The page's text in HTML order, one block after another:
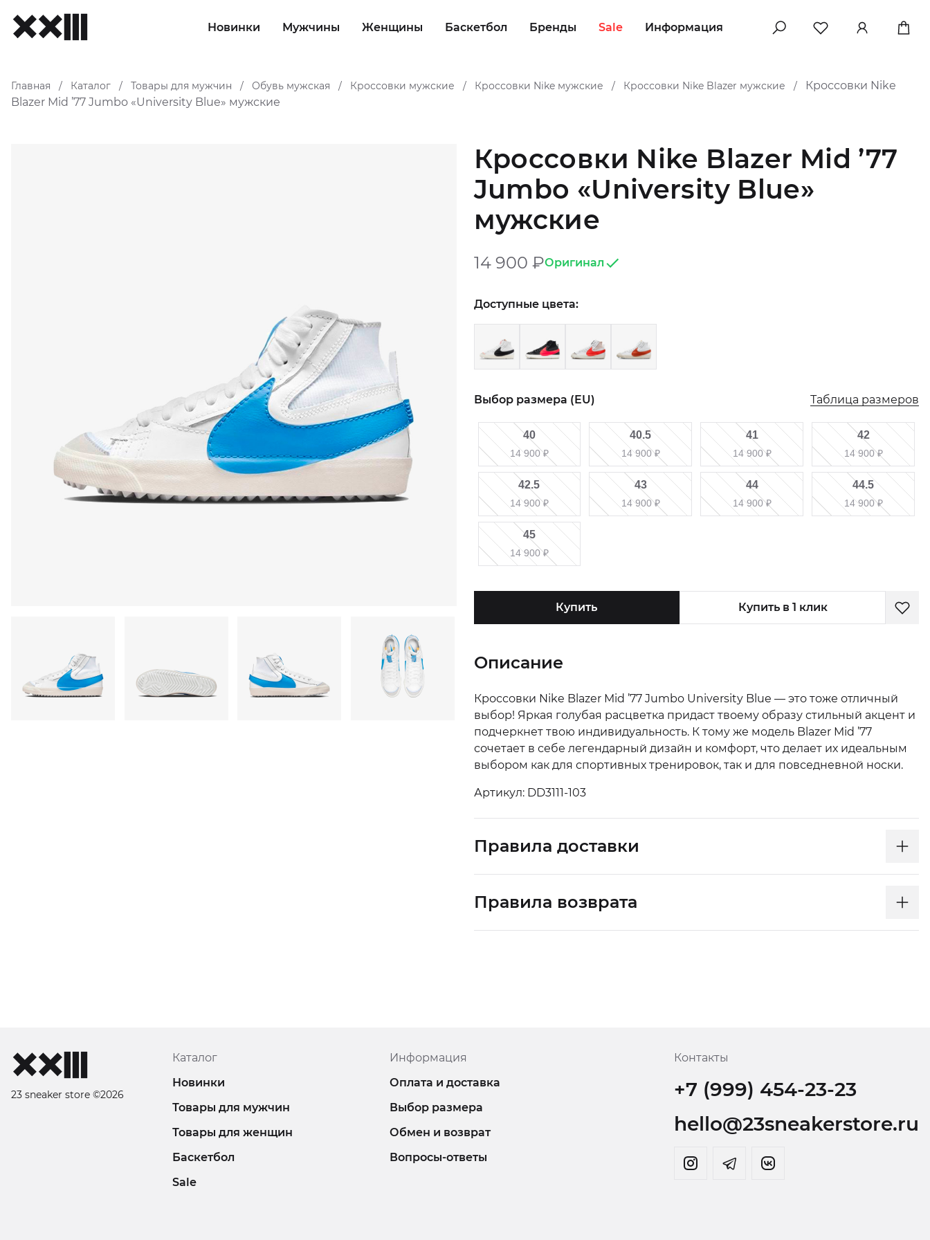
Новинки Мужчины Женщины Баскетбол Бренды Sale Информация
Главная / Каталог / Товары для мужчин / Обувь мужская / Кроссовки мужские / Кроссовки Nike мужские / Кроссовки Nike Blazer мужские /
Кроссовки Nike
Blazer Mid ’77 Jumbo «University Blue» мужские
Кроссовки Nike Blazer Mid ’77
Jumbo «University Blue»
мужские
14 900 ₽Оригинал
Доступные цвета:
Выбор размера (EU) Таблица размеров
40
14 900₽
40.5
14 900₽
41
14 900₽
42
14 900₽
42.5
14 900₽
43
14 900₽
44
14 900₽
44.5
14 900₽
45
14 900₽
Купить Купить в 1 клик
Описание
Кроссовки Nike Blazer Mid ’77 Jumbo University Blue — это тоже отличный
выбор! Яркая голубая расцветка придаст твоему образу стильный акцент и
подчеркнет твою индивидуальность. К тому же модель Blazer Mid ’77
сочетает в себе легендарный дизайн и комфорт, что делает их идеальным
выбором как для спортивных тренировок, так и для повседневной носки.
Артикул: DD3111-103
Правила доставки
Правила возврата
23 sneaker store ©2026
Каталог
Новинки
Товары для мужчин
Товары для женщин
Баскетбол
Sale
Информация
Оплата и доставка
Выбор размера
Обмен и возврат
Вопросы-ответы
Контакты
+7 (999) 454-23-23
hello@23sneakerstore.ru